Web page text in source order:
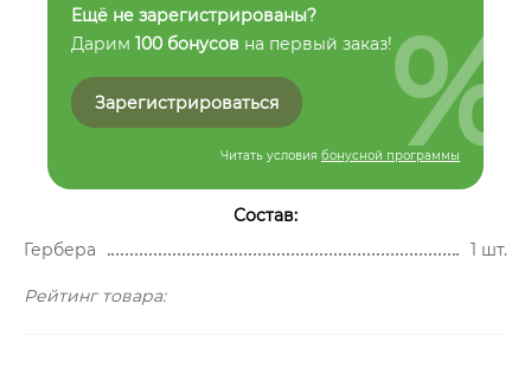
Ещё не зарегистрированы?
Дарим 100 бонусов на первый заказ!
Зарегистрироваться
Читать условия бонусной программы
%
Состав:
Гербера
1 шт.
Рейтинг товара: